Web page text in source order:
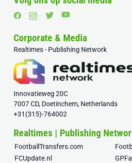
Corporate & Media
Realtimes - Publishing Network
Innovatieweg 20C
7007 CD, Doetinchem, Netherlands
+31(315)-764002
Realtimes | Publishing
FootballTransfers.com
FCUpdate.nl